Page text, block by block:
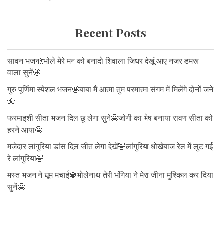
Recent Posts
सावन भजन💃भोले मेरे मन को बनादो शिवाला जिधर देखूं आए नजर डमरू
वाला सुनें🤩
गुरु पूर्णिमा स्पेशल भजन🤩बाबा मैं आत्मा तुम परमात्मा संगम में मिलेंगे दोनों जने
🌺
फरमाइशी सीता भजन दिल छू लेगा सुनें🤩जोगी का भेष बनाया रावण सीता को
हरने आया🤩
मजेदार लांगुरिया डांस दिल जीत लेगा देखें🤣लांगुरिया धोखेबाज रेल में लुट गई
रे लांगुरिया🤣
मस्त भजन ने धूम मचाई🔱भोलेनाथ तेरी भंगिया ने मेरा जीना मुश्किल कर दिया
सुनें🤩